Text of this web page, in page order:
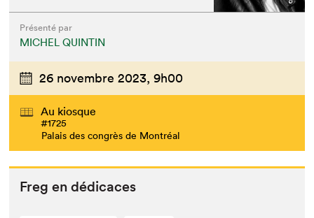
Présenté par
MICHEL QUINTIN
26 novembre 2023, 9h00
Au kiosque
#1725
Palais des congrès de Montréal
Freg en dédicaces